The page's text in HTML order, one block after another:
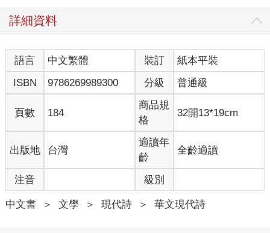
「對啊，」我說：
就像出遊的早晨醒來
發現天氣晴朗
牆上掛著從未見過的畫作
作者，可能比我年輕
我不若其他詩人
他們熟識山林，他們逃離都市
詳細資料
語言 中文繁體 裝訂
紙本平裝
ISBN
9786269989300 分級 普通級
頁數 184
商品規
格
32開13*19cm
出版地 台灣
適讀年
齡
全齡適讀
注音 級別
中文書 ＞ 文學 ＞ 現代詩 ＞ 華文現代詩